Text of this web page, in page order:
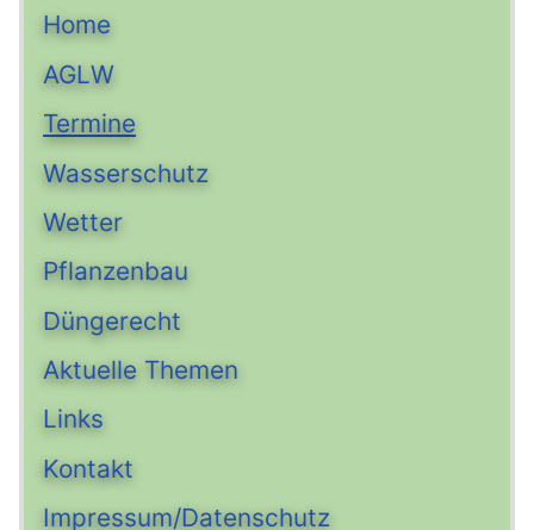
Home
AGLW
Termine
Wasserschutz
Wetter
Pflanzenbau
Düngerecht
Aktuelle Themen
Links
Kontakt
Impressum/Datenschutz